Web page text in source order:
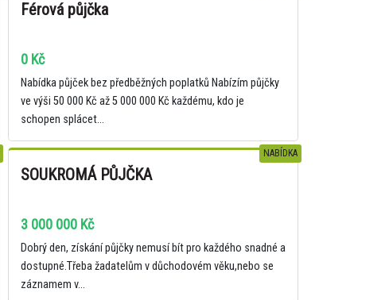
Férová půjčka
0 Kč
Nabídka půjček bez předběžných poplatků Nabízím půjčky
ve výši 50 000 Kč až 5 000 000 Kč každému, kdo je
schopen splácet...
NABÍDKA
SOUKROMÁ PŮJČKA
3 000 000 Kč
Dobrý den, získání půjčky nemusí bít pro každého snadné a
dostupné.Třeba žadatelům v důchodovém věku,nebo se
záznamem v...